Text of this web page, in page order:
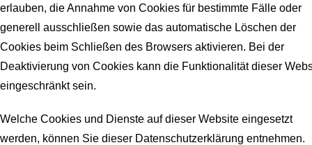
erlauben, die Annahme von Cookies für bestimmte Fälle oder
generell ausschließen sowie das automatische Löschen der
Cookies beim Schließen des Browsers aktivieren. Bei der
Deaktivierung von Cookies kann die Funktionalität dieser
eingeschränkt sein.
Welche Cookies und Dienste auf dieser Website eingesetzt
werden, können Sie dieser Datenschutzerklärung entnehmen.